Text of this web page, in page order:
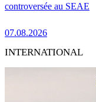
controversée au SEAE
07.08.2026
INTERNATIONAL